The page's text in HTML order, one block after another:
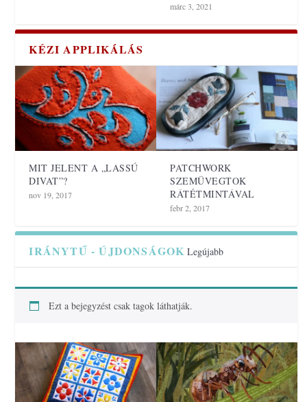
márc 3, 2021
KÉZI APPLIKÁLÁS
MIT JELENT A „LASSÚ
DIVAT”?
nov 19, 2017
PATCHWORK
SZEMÜVEGTOK
RÁTÉTMINTÁVAL
febr 2, 2017
IRÁNYTŰ - ÚJDONSÁGOK Legújabb
Ezt a bejegyzést csak tagok láthatják.